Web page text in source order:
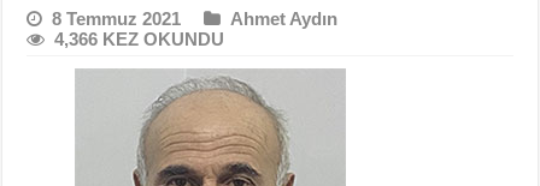
8 Temmuz 2021
Ahmet Aydın
4,366 KEZ OKUNDU